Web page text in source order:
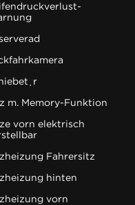
m. Memory-Funktion
vorn elektrisch
Fahrersitz
hinten
vorn